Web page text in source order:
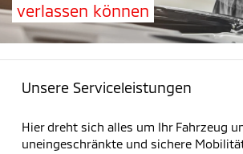
verlassen können
Unsere Serviceleistungen
Hier dreht sich alles um Ihr Fahrzeug
uneingeschränkte und sichere